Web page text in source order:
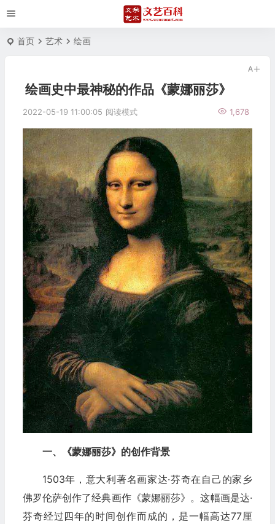
首页 艺术 绘画
绘画史中最神秘的作品《蒙娜丽莎》
2022-05-19 11:00:05 1,678
阅读模式
一、《蒙娜丽莎》的创作背景
1503年，意大利著名画家达·芬奇在自己的家乡
佛罗伦萨创作了经典画作《蒙娜丽莎》。这幅画是达·
芬奇经过四年的时间创作而成的，是一幅高达77厘